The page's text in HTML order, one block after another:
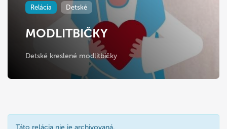
Relácia Detské
MODLITBIČKY
Detské kreslené modlitbičky
Táto relácia nie je archivovaná.